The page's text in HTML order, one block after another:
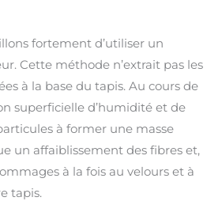
fortement d’utiliser un
Cette méthode n’extrait pas les
à la base du tapis. Au cours de
superficielle d’humidité et de
à former une masse
un affaiblissement des fibres et,
à la fois au velours et à
tapis.